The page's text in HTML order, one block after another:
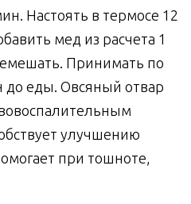
Настоять в термосе 12
мед из расчета 1
Принимать по
до еды. Овсяный отвар
улучшению
при тошноте,